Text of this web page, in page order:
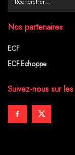
Nos partenaires
ECF
ECF.Echoppe
Suivez-nous sur